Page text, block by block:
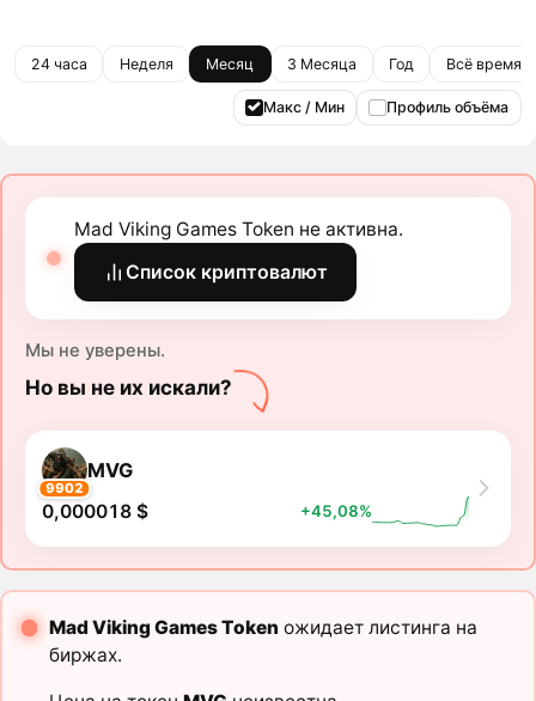
24 часа Неделя Месяц 3 Месяца Год Всё время
Макс / Мин Профиль объёма
Mad Viking Games Token не активна.
Список криптовалют
Мы не уверены.
Но вы не их искали?
9902
MVG
0,000018 $ +45,08%
Mad Viking Games Token ожидает листинга на
биржах.